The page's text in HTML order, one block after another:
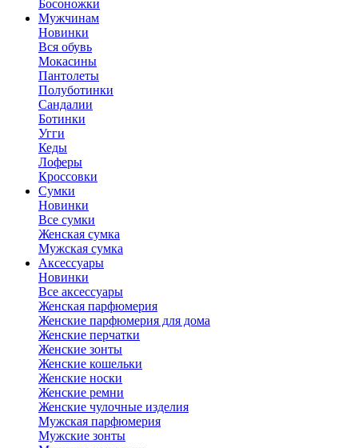
Босоножки
Мужчинам
Новинки
Вся обувь
Мокасины
Пантолеты
Полуботинки
Сандалии
Ботинки
Угги
Кеды
Лоферы
Кроссовки
Сумки
Новинки
Все сумки
Женская сумка
Мужская сумка
Аксессуары
Новинки
Все аксессуары
Женская парфюмерия
Женские парфюмерия для дома
Женские перчатки
Женские зонты
Женские кошельки
Женские носки
Женские ремни
Женские чулочные изделия
Мужская парфюмерия
Мужские зонты